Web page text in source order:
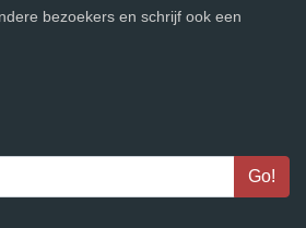
bezoekers en schrijf ook een